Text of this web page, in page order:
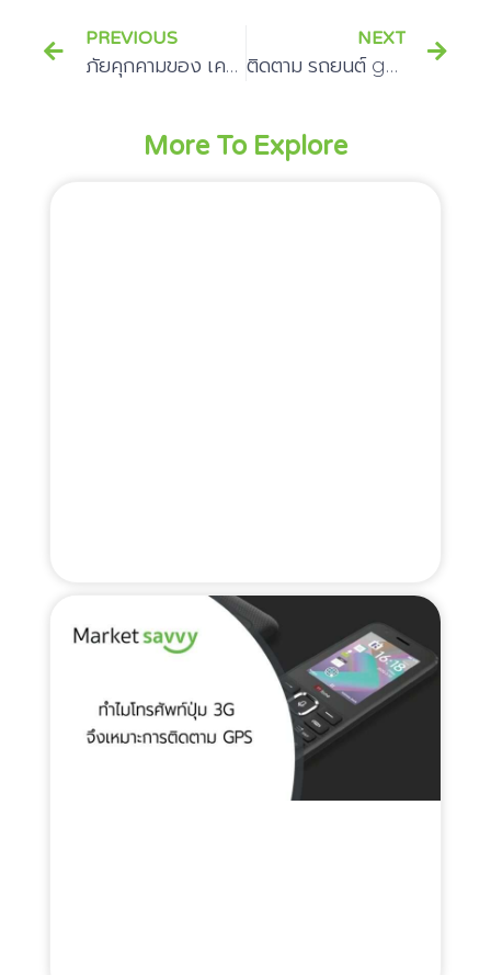
PREVIOUS
ภัยคุกคามของ เครื่อง ดักฟัง pantip
NEXT
ติดตาม รถยนต์ gps มีประสิทธิภาพ
More To Explore